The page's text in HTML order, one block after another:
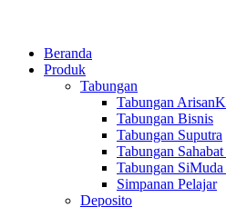
Beranda
Produk
Tabungan
Tabungan
Tabungan Bisnis
Tabungan Suputra
Tabungan
Tabungan
Simpanan Pelajar
Deposito